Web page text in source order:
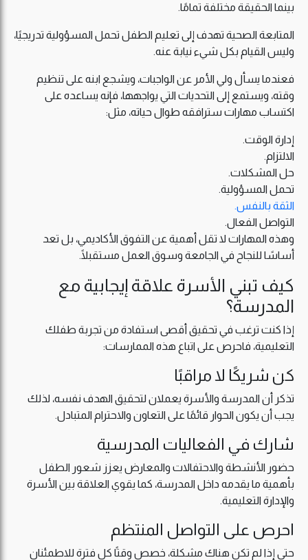
بينما الحقيقة مختلفة تمامًا.
المتابعة الصحية تهدف إلى تعليم الطفل تحمل المسؤولية تدريجيًا،
وليس القيام بكل شيء نيابة عنه.
فعندما يسأل ولي الأمر عن الواجبات، ويشجع ابنه على تنظيم
وقته، ويستمع إلى التحديات التي يواجهها، فإنه يساعده على
اكتساب مهارات سترافقه طوال حياته، مثل:
إدارة الوقت.
الالتزام.
حل المشكلات.
تحمل المسؤولية.
الثقة بالنفس.
التواصل الفعال.
وهذه المهارات لا تقل أهمية عن التفوق الأكاديمي، بل تعد
أساسًا للنجاح في الجامعة وسوق العمل مستقبلًا.
كيف تبني الأسرة علاقة إيجابية مع
المدرسة؟
إذا كنت ترغب في تحقيق أقصى استفادة من تجربة طفلك
التعليمية، فاحرص على اتباع هذه الممارسات:
كن شريكًا لا مراقبًا
تذكر أن المدرسة والأسرة يعملان لتحقيق الهدف نفسه، لذلك
يجب أن يكون الحوار قائمًا على التعاون والاحترام المتبادل.
شارك في الفعاليات المدرسية
حضور الأنشطة والاحتفالات والمعارض يعزز شعور الطفل
بأهمية ما يقدمه داخل المدرسة، كما يقوي العلاقة بين الأسرة
والإدارة التعليمية.
احرص على التواصل المنتظم
حتى إذا لم تكن هناك مشكلة، خصص وقتًا كل فترة للاطمئنان